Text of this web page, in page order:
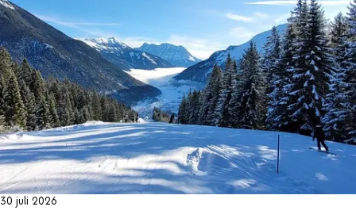
30 juli 2026